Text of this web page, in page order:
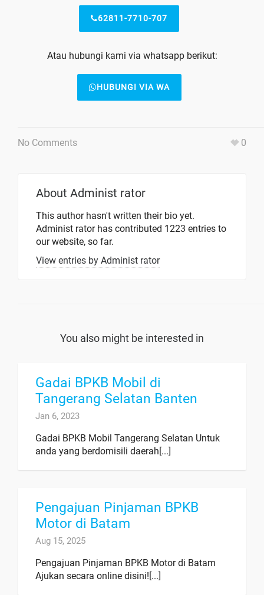
62811-7710-707
Atau hubungi kami via whatsapp berikut:
HUBUNGI VIA WA
No Comments 0
About Administ rator
This author hasn't written their bio yet.
Administ ratorhas contributed 1223 entries to
our website, so far.
View entries by Administ rator
You also might be interested in
Gadai BPKB Mobil di
Tangerang Selatan Banten
Jan 6, 2023
Gadai BPKB Mobil Tangerang Selatan Untuk
anda yang berdomisili daerah[...]
Pengajuan Pinjaman BPKB
Motor di Batam
Aug 15, 2025
Pengajuan Pinjaman BPKB Motor di Batam
Ajukan secara online disini![...]